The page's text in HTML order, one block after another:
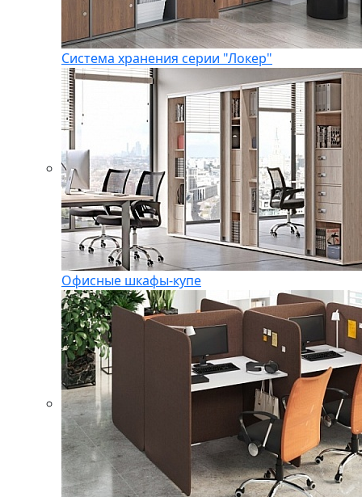
Система хранения серии "Локер"
Офисные шкафы-купе